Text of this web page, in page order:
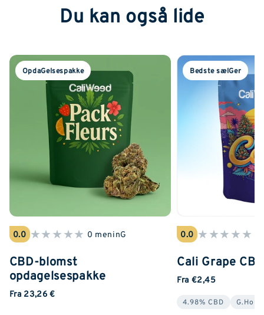
Du kan også lide
OpdaGelsespakke
0.0 ★★★★★ 0 meninG
CBD-blomst
opdagelsespakke
Fra 23,26 €
Bedste sælGer
0.0 ★★★★★
Cali Grape CBD
Fra €2,45
4.98% CBD